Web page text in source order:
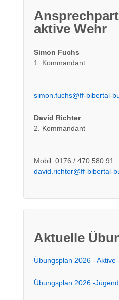
aktive Wehr
Simon Fuchs
1. Kommandant
simon.fuchs@ff-bibertal-
David Richter
2. Kommandant
Mobil: 0176 / 470 580 91
david.richter@ff-bibertal-
Aktuelle
Übungsplan 2026 - Aktive
Übungsplan 2026 -